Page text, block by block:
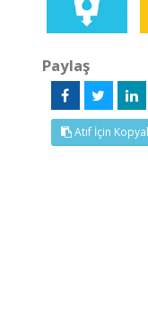
Paylaş
Atıf İçin